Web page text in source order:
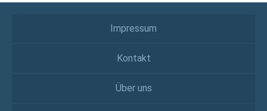
Impressum
Kontakt
Über uns